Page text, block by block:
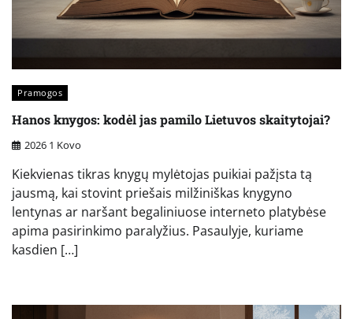
Pramogos
Hanos knygos: kodėl jas pamilo Lietuvos skaitytojai?
2026 1 Kovo
Kiekvienas tikras knygų mylėtojas puikiai pažįsta tą
jausmą, kai stovint priešais milžiniškas knygyno
lentynas ar naršant begaliniuose interneto platybėse
apima pasirinkimo paralyžius. Pasaulyje, kuriame
kasdien […]